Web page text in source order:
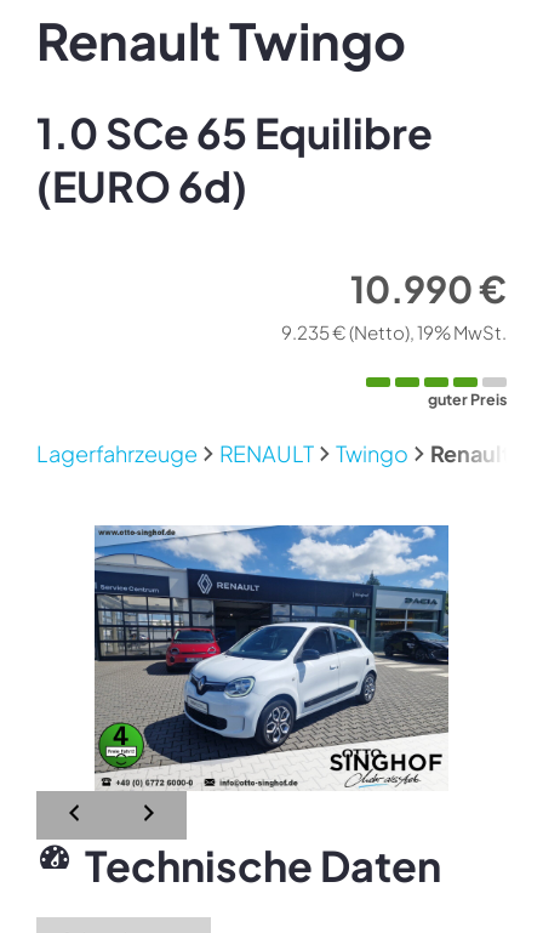
RenaultTwingo
1.0 SCe 65 Equilibre
(EURO 6d)
10.990 €
9.235 €(Netto) 19% MwSt.
guter Preis
Lagerfahrzeuge RENAULT Twingo Renault
Technische Daten